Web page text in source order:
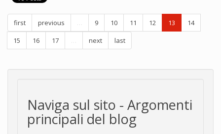
first previous … 9 10 11 12 13
14
15
16 17 … next last
Naviga sul sito - Argomenti
principali del blog